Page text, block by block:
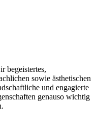
begeistertes,
sowie ästhetischen
und engagierte
genauso wichtig